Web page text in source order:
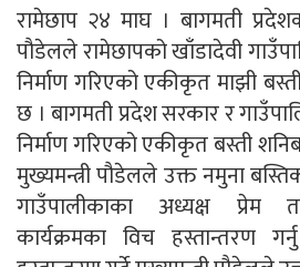
रामेछाप २४ माघ । बागमती
पौडेलले रामेछापको खाँडादेवी
निर्माण गरिएको एकीकृत माझी
छ । बागमती प्रदेश सरकार र
निर्माण गरिएको एकीकृत बस्ती
मुख्यमन्त्री पौडेलले उक्त नमुना
गाउँपालीकाका अध्यक्ष प्रेम
कार्यक्रमका विच हस्तान्तरण